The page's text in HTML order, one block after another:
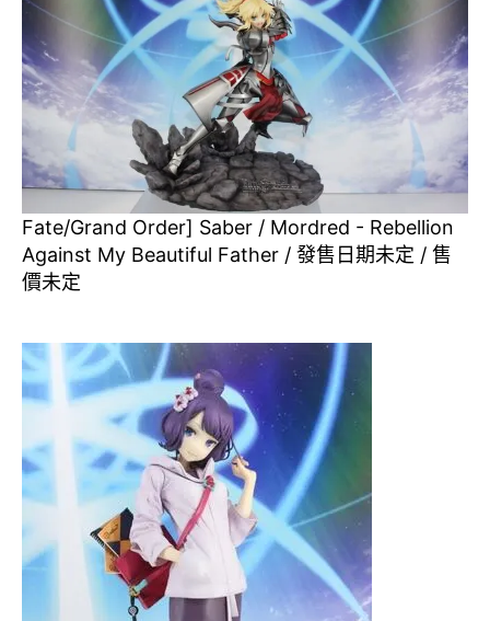
Fate/Grand Order] Saber / Mordred - Rebellion
Against My Beautiful Father / 發售日期未定 / 售
價未定